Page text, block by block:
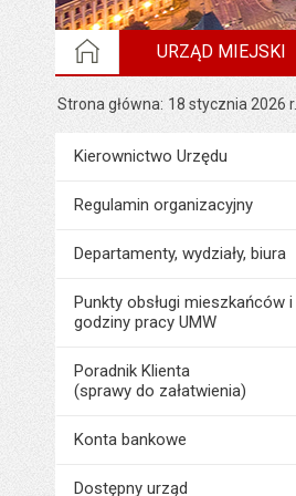
STRONA GŁÓWNA
URZĄD MIEJSKI
Strona główna 18 stycznia 2026 r.
MenuUrząd Miejski
Kierownictwo Urzędu
Regulamin organizacyjny
Departamenty, wydziały, biura
Punkty obsługi mieszkańców i
godziny pracy UMW
Poradnik Klienta
(sprawy do załatwienia)
Konta bankowe
Dostępny urząd